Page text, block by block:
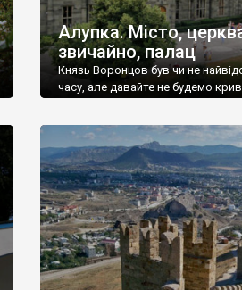
Алупка. Місто,
звичайно, палац
Князь Воронцов був чи не
часу, але давайте не будемо